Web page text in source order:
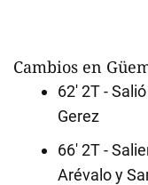
Cambios en
62' 2T -
Gerez
66' 2T -
Arévalo y